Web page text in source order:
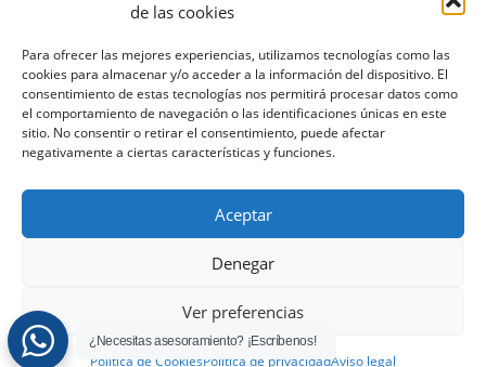
de las cookies
Para ofrecer las mejores experiencias, utilizamos tecnologías como las
cookies para almacenar y/o acceder a la información del dispositivo. El
consentimiento de estas tecnologías nos permitirá procesar datos como
el comportamiento de navegación o las identificaciones únicas en este
sitio. No consentir o retirar el consentimiento, puede afectar
negativamente a ciertas características y funciones.
Aceptar
Denegar
Ver preferencias
Política de CookiesPolítica de privacidadAviso legal
para
conocer tu
nivel
REALIZA
AQUÍ
© 2026 lcampus.co Todos los derechos reservados.
¿Necesitas asesoramiento? ¡Escríbenos!